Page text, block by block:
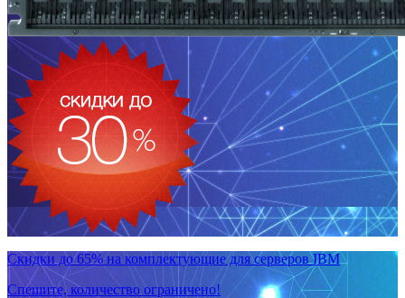
Скидки до 65% на комплектующие для серверов IBM
Спешите, количество ограничено!